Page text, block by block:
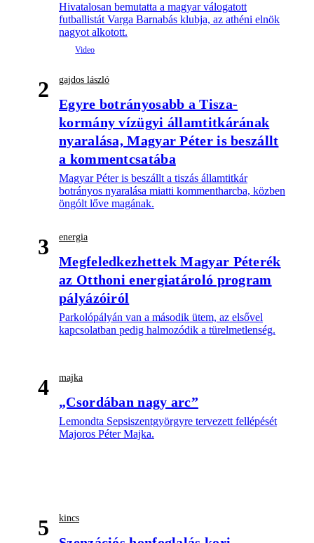
Hivatalosan bemutatta a magyar válogatott
futballistát Varga Barnabás klubja, az athéni elnök
nagyot alkotott.
2 gajdos lászló
Egyre botrányosabb a Tisza-
kormány vízügyi államtitkárának
nyaralása, Magyar Péter is beszállt
a kommentcsatába
Magyar Péter is beszállt a tiszás államtitkár
botrányos nyaralása miatti kommentharcba, közben
öngólt lőve magának.
3 energia
Megfeledkezhettek Magyar Péterék
az Otthoni energiatároló program
pályázóiról
Parkolópályán van a második ütem, az elsővel
kapcsolatban pedig halmozódik a türelmetlenség.
4 majka
„Csordában nagy arc”
Lemondta Sepsiszentgyörgyre tervezett fellépését
Majoros Péter Majka.
5 kincs